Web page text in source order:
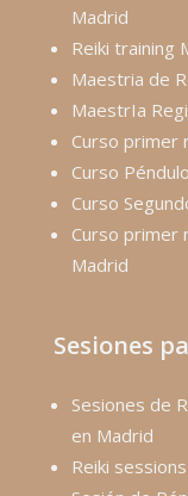
Madrid
Reiki training
Maestria de
MaestrIa
Curso primer
Curso
Curso
Curso primer
Madrid
Sesiones
Sesiones de
en Madrid
Reiki